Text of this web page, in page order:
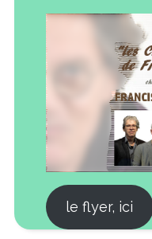
le flyer, ici